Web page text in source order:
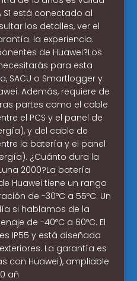
S1 está conectado al
los detalles, ver el
la experiencia.
de Huawei?Los
para esta
SACU o Smartlogger y
Además, requiere de
partes como el cable
el PCS y el panel de
y del cable de
la batería y el panel
¿Cuánto dura la
2000?La batería
Huawei tiene un rango
de -30ºC a 55ºC. Un
si hablamos de la
de -40ºC a 60ºC. El
IP55 y está diseñada
La garantía es
con Huawei), ampliable
añ